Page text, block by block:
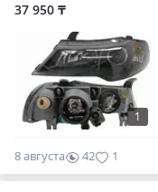
37 950 ₸
1
8 августа 42 1